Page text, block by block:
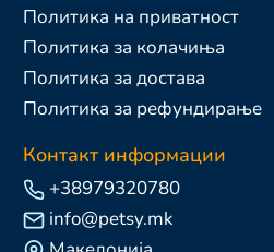
Политика на приватност
Политика за колачиња
Политика за достава
Политика за рефундирање
Контакт информации
+38979320780
info@petsy.mk